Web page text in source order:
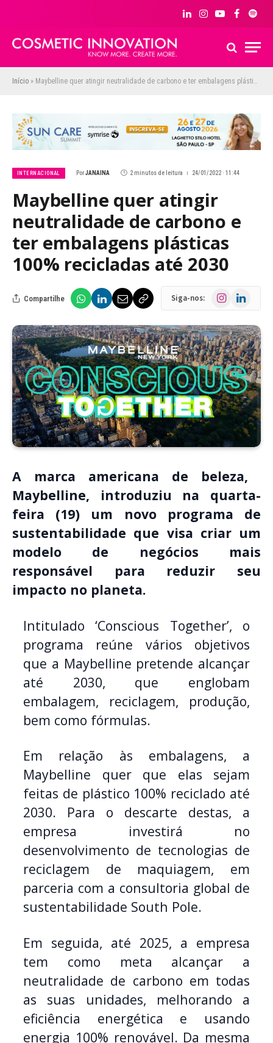
LinkedInInstagram
YouTubeFacebook
Início » Maybelline quer atingir neutralidade de carbono e ter embalagens plásticas 100% recicladas até 2030
INTERNACIONAL PorJANAINA 2 minutos de leitura 24/01/2022 · 11:44
Maybelline quer atingir
neutralidade de carbono e
ter embalagens plásticas
100% recicladas até 2030
Compartilhe Siga-nos: InstagramLinkedIn
A marca americana de beleza, ​
Maybelline, introduziu na quarta-
feira (19) um novo programa de
sustentabilidade que visa criar um
modelo de negócios mais
responsável para reduzir seu
impacto no planeta.
Intitulado ‘Conscious Together’, o
programa reúne vários objetivos
que a Maybelline pretende alcançar
até 2030, que englobam
embalagem, reciclagem, produção,
bem como fórmulas.
Em relação às embalagens, a
Maybelline quer que elas sejam
feitas de plástico 100% reciclado até
2030. Para o descarte destas, a
empresa investirá no
desenvolvimento de tecnologias de
reciclagem de maquiagem, em
parceria com a consultoria global de
sustentabilidade South Pole.
Em seguida, até 2025, a empresa
tem como meta alcançar a
neutralidade de carbono em todas
as suas unidades, melhorando a
eficiência energética e usando
energia 100% renovável. Da mesma